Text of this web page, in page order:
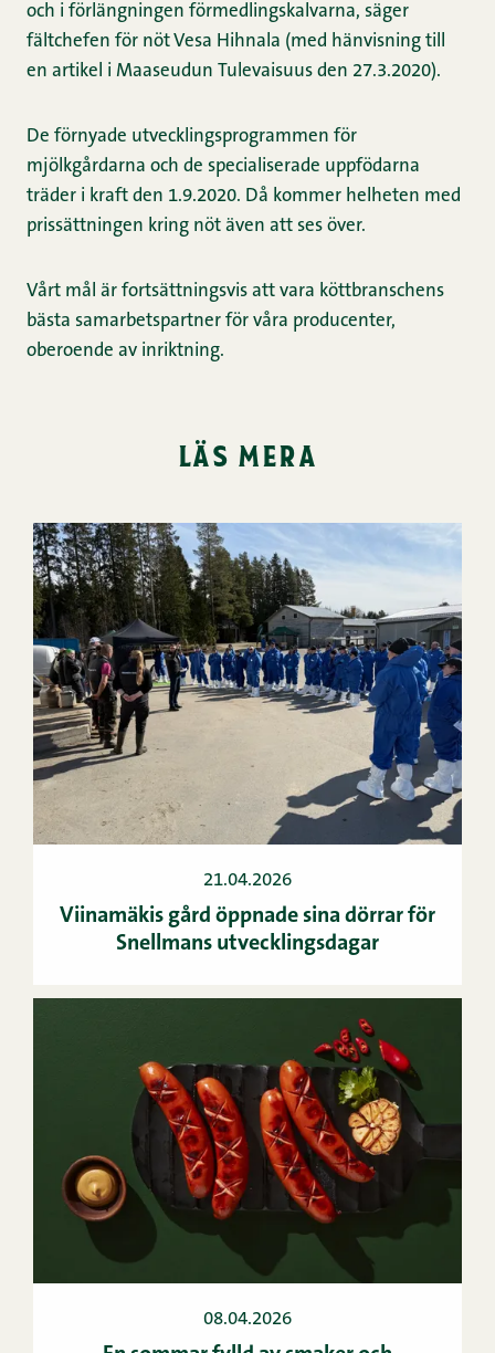
och i förlängningen förmedlingskalvarna, säger
fältchefen för nöt Vesa Hihnala (med hänvisning till
en artikel i Maaseudun Tulevaisuus den 27.3.2020).
De förnyade utvecklingsprogrammen för
mjölkgårdarna och de specialiserade uppfödarna
träder i kraft den 1.9.2020. Då kommer helheten med
prissättningen kring nöt även att ses över.
Vårt mål är fortsättningsvis att vara köttbranschens
bästa samarbetspartner för våra producenter,
oberoende av inriktning.
läs mera
21.04.2026
Viinamäkis gård öppnade sina dörrar för
Snellmans utvecklingsdagar
08.04.2026